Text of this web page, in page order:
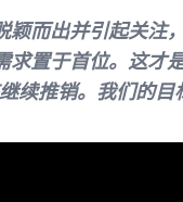
颖而出并引起关注
求置于首位。这才
续推销。我们的目